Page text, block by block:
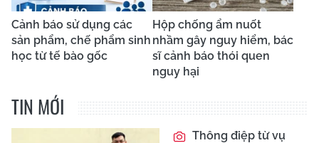
Cảnh báo sử dụng các
sản phẩm, chế phẩm sinh
học từ tế bào gốc
Hộp chống ẩm nuốt
nhầm gây nguy hiểm, bác
sĩ cảnh báo thói quen
nguy hại
TIN MỚI
Thông điệp từ vụ